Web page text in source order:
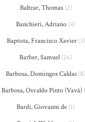
Baltzar, Thomas(2)
Banchieri, Adriano (4)
Baptista, Francisco Xavier(3)
Barber, Samuel (26)
Barbosa, Domingos Caldas (8)
Barbosa, Osvaldo Pinto (Vavá)
Bardi, Giovanni de (1)